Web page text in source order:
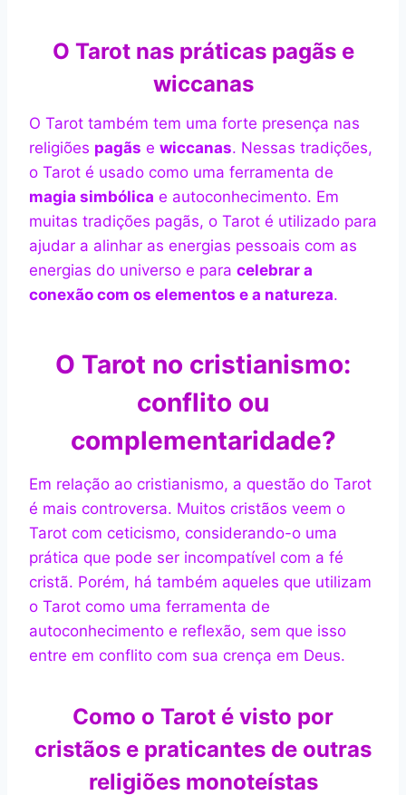
O Tarot nas práticas pagãs e
wiccanas
O Tarot também tem uma forte presença nas
religiões pagãs e wiccanas. Nessas tradições,
o Tarot é usado como uma ferramenta de
magia simbólica e autoconhecimento. Em
muitas tradições pagãs, o Tarot é utilizado para
ajudar a alinhar as energias pessoais com as
energias do universo e para celebrar a
conexão com os elementos e a natureza.
O Tarot no cristianismo:
conflito ou
complementaridade?
Em relação ao cristianismo, a questão do Tarot
é mais controversa. Muitos cristãos veem o
Tarot com ceticismo, considerando-o uma
prática que pode ser incompatível com a fé
cristã. Porém, há também aqueles que utilizam
o Tarot como uma ferramenta de
autoconhecimento e reflexão, sem que isso
entre em conflito com sua crença em Deus.
Como o Tarot é visto por
cristãos e praticantes de outras
religiões monoteístas